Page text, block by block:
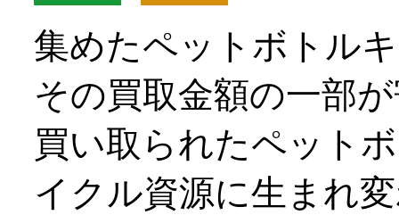
集めたペットボトル
その買取金額の一部
買い取られたペット
イクル資源に生まれ